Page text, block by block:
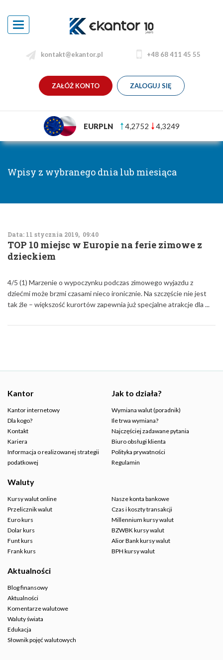
Toggle
navigation
kontakt@ekantor.pl +48 68 411 45 55
ZAŁÓŻ KONTO ZALOGUJ SIĘ
EURPLN 4,2752 4,3249
Wpisy z wybranego dnia lub miesiąca
Data: 11 stycznia 2019, 09:40
TOP 10 miejsc w Europie na ferie zimowe z
dzieckiem
4/5 (1) Marzenie o wypoczynku podczas zimowego wyjazdu z
dziećmi może brzmi czasami nieco ironicznie. Na szczęście nie jest
tak źle – większość kurortów zapewnia już specjalne atrakcje dla ...
Kantor
Kantor internetowy
Dla kogo?
Kontakt
Kariera
Informacja o realizowanej strategii
podatkowej
Jak to działa?
Wymiana walut (poradnik)
Ile trwa wymiana?
Najczęściej zadawane pytania
Biuro obsługi klienta
Polityka prywatności
Regulamin
Waluty
Kursy walut online
Przelicznik walut
Euro kurs
Dolar kurs
Funt kurs
Frank kurs
Nasze konta bankowe
Czas i koszty transakcji
Millennium kursy walut
BZWBK kursy walut
Alior Bank kursy walut
BPH kursy walut
Aktualności
Blog finansowy
Aktualności
Komentarze walutowe
Waluty świata
Edukacja
Słownik pojęć walutowych